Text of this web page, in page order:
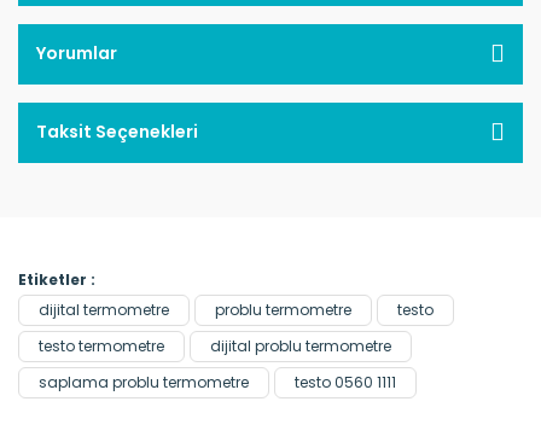
Yorumlar
Taksit Seçenekleri
Etiketler :
dijital termometre
problu termometre
testo
testo termometre
dijital problu termometre
saplama problu termometre
testo 0560 1111